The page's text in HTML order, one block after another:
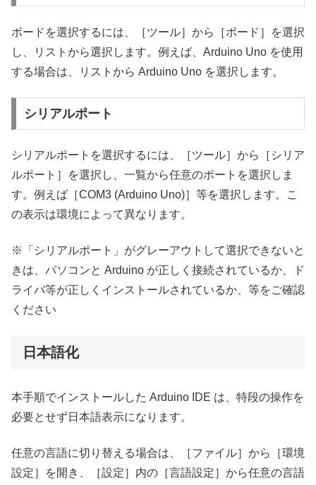
ボードを選択するには、［ツール］から［ボード］を選択
し、リストから選択します。例えば、Arduino Uno を使用
する場合は、リストから Arduino Uno を選択します。
シリアルポート
シリアルポートを選択するには、［ツール］から［シリア
ルポート］を選択し、一覧から任意のポートを選択しま
す。例えば［COM3 (Arduino Uno)］等を選択します。こ
の表示は環境によって異なります。
※「シリアルポート」がグレーアウトして選択できないと
きは、パソコンと Arduino が正しく接続されているか、ド
ライバ等が正しくインストールされているか、等をご確認
ください
日本語化
本手順でインストールした Arduino IDE は、特段の操作を
必要とせず日本語表示になります。
任意の言語に切り替える場合は、［ファイル］から［環境
設定］を開き、［設定］内の［言語設定］から任意の言語